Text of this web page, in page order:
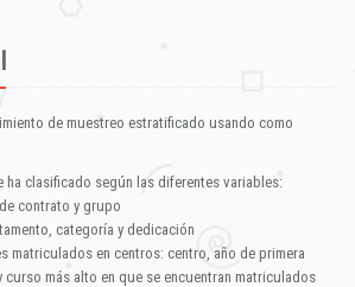
de muestreo estratificado usando como
ha clasificado según las diferentes variables:
contrato y grupo
categoría y dedicación
matriculados en centros: centro, año de primera
curso más alto en que se encuentran matriculados